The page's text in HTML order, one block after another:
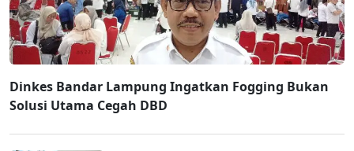
Dinkes Bandar Lampung Ingatkan Fogging Bukan
Solusi Utama Cegah DBD